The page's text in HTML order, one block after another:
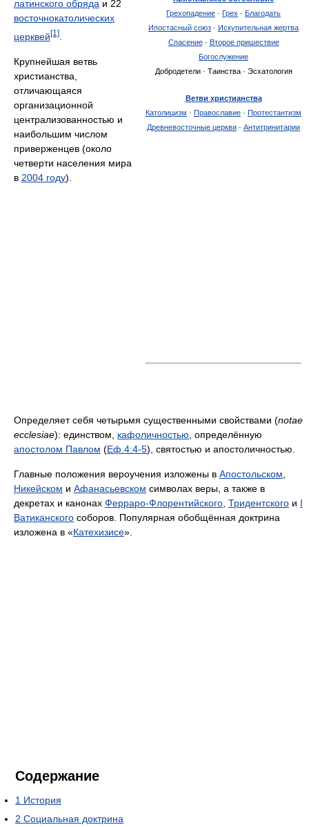
Грехопадение · Грех · Благодать
Ипостасный союз · Искупительная жертва
Спасение· Второе пришествие
Богослужение
Добродетели · Таинства · Эсхатология
Ветви христианства
Католицизм · Православие · Протестантизм
Древневосточные церкви · Антитринитарии
латинского обряда и 22
восточнокатолических
церквей[1]
Крупнейшая ветвь
христианства,
отличающаяся
организационной
централизованностью и
наибольшим числом
приверженцев (около
четверти населения мира
в 2004 году).
Определяет себя четырьмя существенными свойствами (notae
ecclesiae): единством, кафоличностью , определённую
апостолом Павлом (Еф. 4:4-5), святостью и апостоличностью.
Главные положения вероучения изложены в Апостольском
Никейском и Афанасьевском символах веры, а также в
декретах и канонах Ферраро-Флорентийского Тридентского и I
Ватиканского соборов. Популярная обобщённая доктрина
изложена в «Катехизисе».
Содержание
1 История
2 Социальная доктрина